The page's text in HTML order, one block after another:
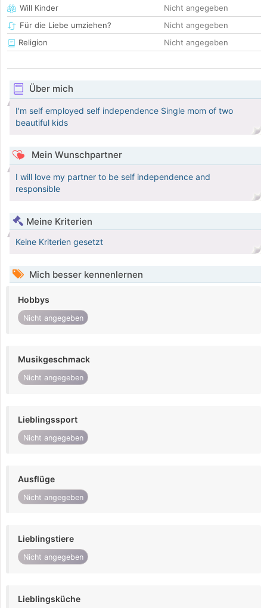
Will Kinder
Nicht angegeben
Für die Liebe umziehen?
Nicht angegeben
Religion
Nicht angegeben
Über mich
I'm self employed self independence Single mom of two
beautiful kids
Mein Wunschpartner
I will love my partner to be self independence and
responsible
Meine Kriterien
Keine Kriterien gesetzt
Mich besser kennenlernen
Hobbys
Nicht angegeben
Musikgeschmack
Nicht angegeben
Lieblingssport
Nicht angegeben
Ausflüge
Nicht angegeben
Lieblingstiere
Nicht angegeben
Lieblingsküche